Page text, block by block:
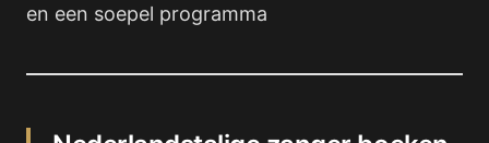
en een soepel programma